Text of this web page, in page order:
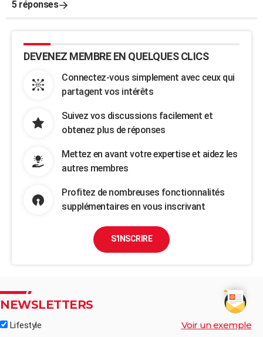
5 réponses
DEVENEZ MEMBRE EN QUELQUES CLICS
Connectez-vous simplement avec ceux qui
partagent vos intérêts
Suivez vos discussions facilement et
obtenez plus de réponses
Mettez en avant votre expertise et aidez les
autres membres
Profitez de nombreuses fonctionnalités
supplémentaires en vous inscrivant
S'INSCRIRE
NEWSLETTERS
Lifestyle Voir un exemple